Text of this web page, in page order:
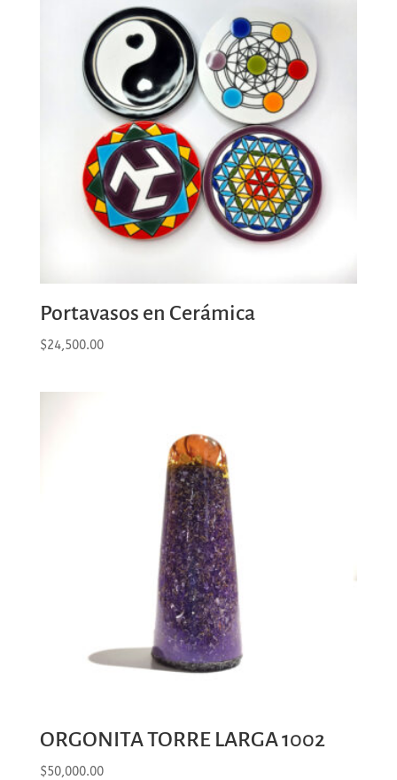
Portavasos en Cerámica
$24,500.00
ORGONITA TORRE LARGA 1002
$50,000.00